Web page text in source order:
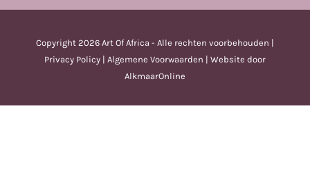
Copyright 2026 Art Of Africa - Alle rechten voorbehouden |
Privacy Policy | Algemene Voorwaarden | Website door
AlkmaarOnline